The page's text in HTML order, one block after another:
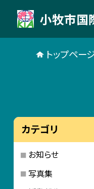
小牧市国
トップペー
カテゴリ
お知らせ
写真集